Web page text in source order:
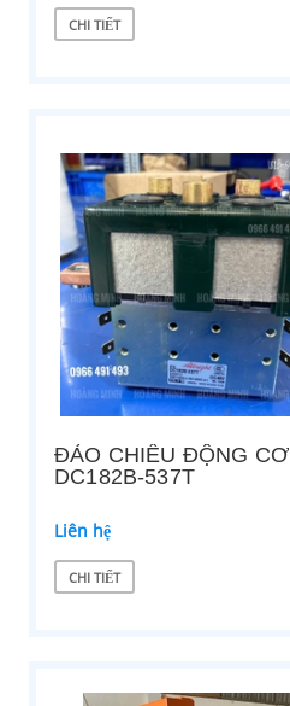
CHI TIẾT
ĐẢO CHIỀU ĐỘNG CƠ
DC182B-537T
Liên hệ
CHI TIẾT